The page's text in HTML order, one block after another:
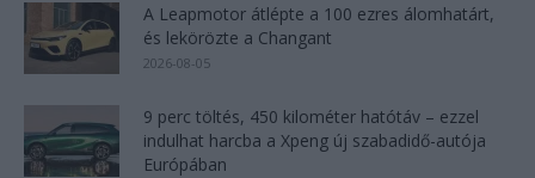
A Leapmotor átlépte a 100 ezres álomhatárt,
és lekörözte a Changant
2026-08-05
9 perc töltés, 450 kilométer hatótáv – ezzel
indulhat harcba a Xpeng új szabadidő-autója
Európában